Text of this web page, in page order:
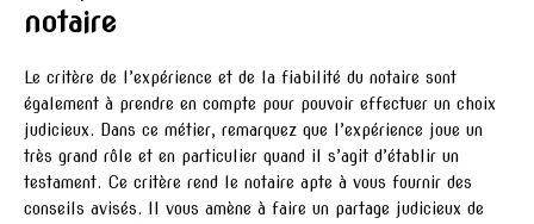
notaire
Le critère de l’expérience et de la fiabilité du notaire sont
également à prendre en compte pour pouvoir effectuer un choix
judicieux. Dans ce métier, remarquez que l’expérience joue un
très grand rôle et en particulier quand il s’agit d’établir un
testament. Ce critère rend le notaire apte à vous fournir des
conseils avisés. Il vous amène à faire un partage judicieux de